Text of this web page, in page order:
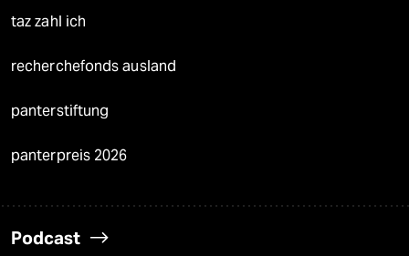
taz zahl ich
recherchefonds ausland
panterstiftung
panterpreis 2026
Podcast